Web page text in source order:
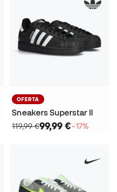
OFERTA
Sneakers Superstar II
119,99 €99,99 €−17%